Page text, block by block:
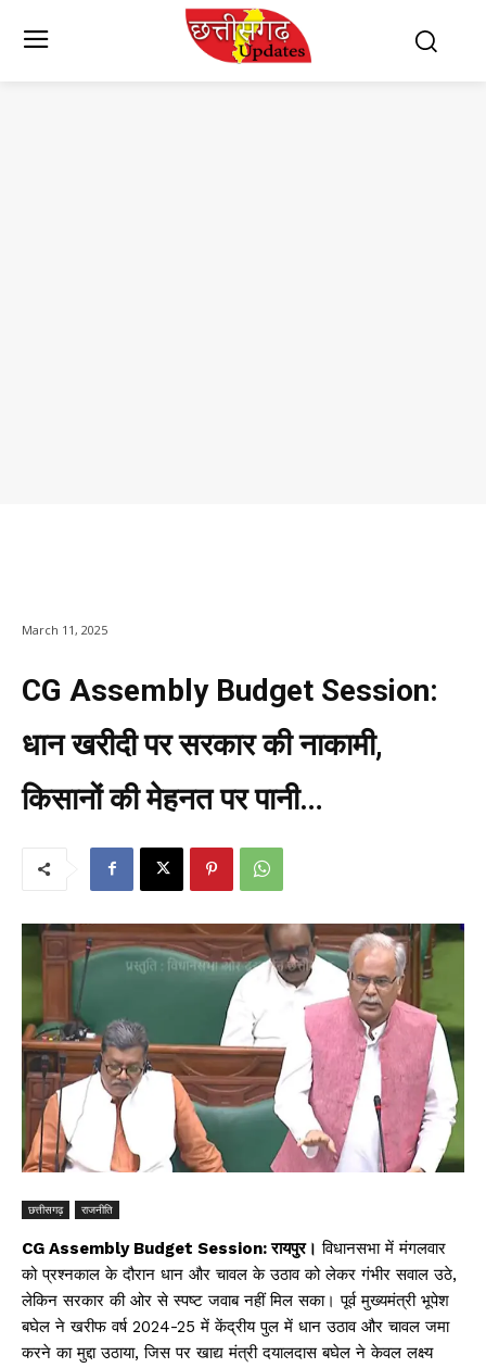
March 11, 2025
CG Assembly Budget Session:
धान खरीदी पर सरकार की नाकामी,
किसानों की मेहनत पर पानी…
छत्तीसगढ़ राजनीति
CG Assembly Budget Session: रायपुर। विधानसभा में मंगलवार
को प्रश्नकाल के दौरान धान और चावल के उठाव को लेकर गंभीर सवाल उठे,
लेकिन सरकार की ओर से स्पष्ट जवाब नहीं मिल सका। पूर्व मुख्यमंत्री भूपेश
बघेल ने खरीफ वर्ष 2024-25 में केंद्रीय पुल में धान उठाव और चावल जमा
करने का मुद्दा उठाया, जिस पर खाद्य मंत्री दयालदास बघेल ने केवल लक्ष्य